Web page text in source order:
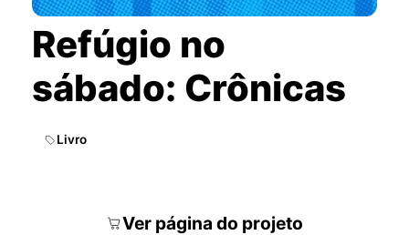
Refúgio no
sábado: Crônicas
Livro
Ver página do projeto